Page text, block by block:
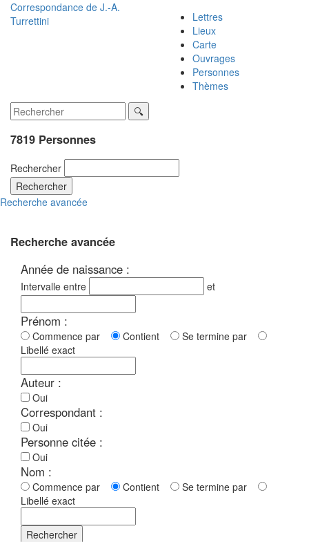
Correspondance de J.-A.
Turrettini
Lettres
Lieux
Carte
Ouvrages
Personnes
Thèmes
7819 Personnes
Rechercher
Rechercher
Recherche avancée
Recherche avancée
Année de naissance :
Intervalle entre et
Prénom :
Commence par Contient
Se termine par
Libellé exact
Auteur :
Oui
Correspondant :
Oui
Personne citée :
Oui
Nom :
Commence par Contient
Se termine par
Libellé exact
Rechercher